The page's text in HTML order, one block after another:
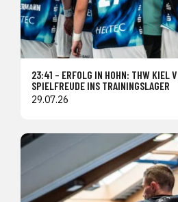
23:41 – ERFOLG IN HOHN: THW KIEL
SPIELFREUDE INS TRAININGSLAGER
29.07.26